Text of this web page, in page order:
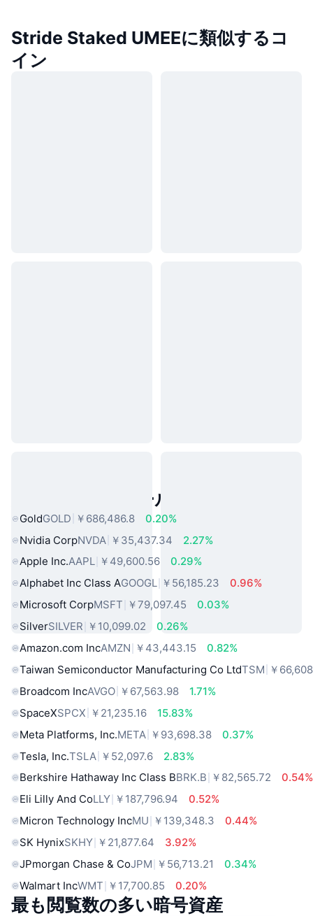
Stride Staked UMEEに類似するコ
イン
人気のリアルワールドアセット
GoldGOLD ￥686,486.8
0.20%
Nvidia CorpNVDA ￥35,437.34
2.27%
Apple Inc.AAPL ￥49,600.56
0.29%
Alphabet Inc Class AGOOGL ￥56,185.23
0.96%
Microsoft CorpMSFT ￥79,097.45
0.03%
SilverSILVER ￥10,099.02
0.26%
Amazon.com IncAMZN ￥43,443.15
0.82%
Taiwan Semiconductor Manufacturing Co LtdTSM ￥
Broadcom IncAVGO ￥67,563.98
1.71%
SpaceXSPCX ￥21,235.16
15.83%
Meta Platforms, Inc.META ￥93,698.38
0.37%
Tesla, Inc.TSLA ￥52,097.6
2.83%
Berkshire Hathaway Inc Class BBRK.B ￥82,565.72
0.54%
Eli Lilly And CoLLY ￥187,796.94
0.52%
Micron Technology IncMU ￥139,348.3
0.44%
SK HynixSKHY ￥21,877.64
3.92%
JPmorgan Chase & CoJPM ￥56,713.21
0.34%
Walmart IncWMT ￥17,700.85 0.20%
最も閲覧数の多い暗号資産